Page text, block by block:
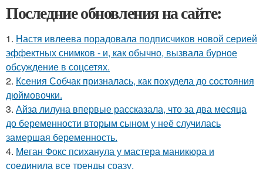
Последние обновления на сайте:
1. Настя ивлеева порадовала подписчиков новой серией
эффектных снимков - и, как обычно, вызвала бурное
обсуждение в соцсетях.
2. Ксения Собчак призналась, как похудела до состояния
дюймовочки.
3. Айза лилуна впервые рассказала, что за два месяца
до беременности вторым сыном у неё случилась
замершая беременность.
4. Меган Фокс психанула у мастера маникюра и
соединила все тренды сразу.